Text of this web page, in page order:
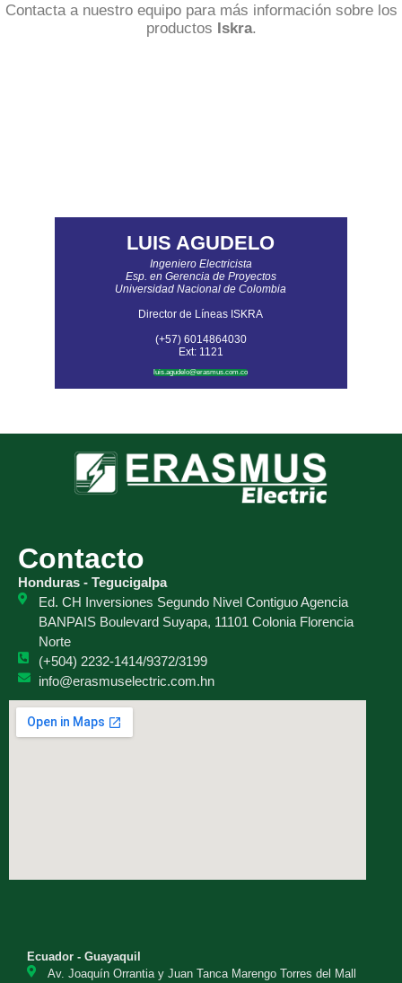
Contacta a nuestro equipo para más información sobre los
productos Iskra.
LUIS AGUDELO
Ingeniero Electricista
Esp. en Gerencia de Proyectos
Universidad Nacional de Colombia
Director de Líneas ISKRA
(+57) 6014864030
Ext:1121
luis.agudelo@erasmus.com.co
Contacto
Honduras - Tegucigalpa
Ed. CH Inversiones Segundo Nivel Contiguo Agencia
BANPAIS Boulevard Suyapa, 11101 Colonia Florencia
Norte
(+504) 2232-1414/9372/3199
info@erasmuselectric.com.hn
Ecuador - Guayaquil
Av. Joaquín Orrantia y Juan Tanca Marengo Torres del Mall